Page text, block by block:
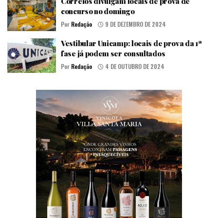
concurso no domingo
Por Redação 9 DE DEZEMBRO DE 2024
Vestibular Unicamp: locais de prova da 1ª
fase já podem ser consultados
Por Redação 4 DE OUTUBRO DE 2024